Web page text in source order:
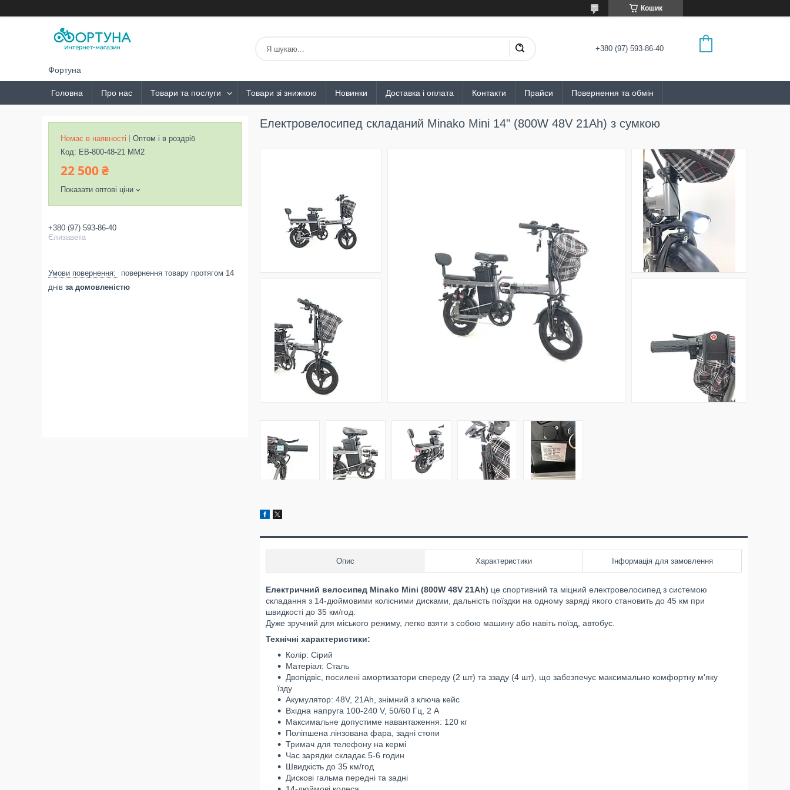
Кошик
Фортуна
+380 (97) 593-86-40
Головна Про нас Товари та послуги Товари зі знижкою Новинки Доставка і оплата Контакти Прайси Повернення та обмін
Електровелосипед складаний Minako Mini 14" (800W 48V 21Ah) з сумкою
Опис Характеристики Інформація для замовлення
Електричний велосипед Minako Mini (800W 48V 21Ah) це спортивний та міцний електровелосипед з системою
складання з 14-дюймовими колісними дисками, дальність поїздки на одному заряді якого становить до 45 км при
швидкості до 35 км/год.
Дуже зручний для міського режиму, легко взяти з собою машину або навіть поїзд, автобус.
Технічні характеристики:
Колір: Сірий
Матеріал: Сталь
Двопідвіс, посилені амортизатори спереду (2 шт) та ззаду (4 шт), що забезпечує максимально комфортну м'яку
їзду
Акумулятор: 48V, 21Ah, знімний з ключа кейс
Вхідна напруга 100-240 V, 50/60 Гц, 2 А
Максимальне допустиме навантаження: 120 кг
Поліпшена лінзована фара, задні стопи
Тримач для телефону на кермі
Час зарядки складає 5-6 годин
Швидкість до 35 км/год
Дискові гальма передні та задні
Немає в наявності
Оптом і в роздріб
Код: ЕВ-800-48-21 MM2
22 500 ₴
Показати оптові ціни
+380 (97) 593-86-40
Єлизавета
повернення товару протягом 14
днів за домовленістю